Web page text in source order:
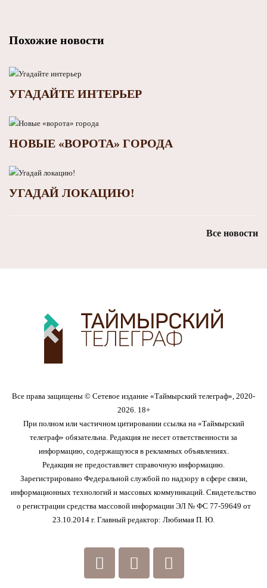
Похожие новости
УГАДАЙТЕ ИНТЕРЬЕР
НОВЫЕ «ВОРОТА» ГОРОДА
УГАДАЙ ЛОКАЦИЮ!
Все новости
Все права защищены © Сетевое издание «Таймырский телеграф», 2020-
2026. 18+
При полном или частичном цитировании ссылка на «Таймырский
телеграф» обязательна. Редакция не несет ответственности за
информацию, содержащуюся в рекламных объявлениях.
Редакция не предоставляет справочную информацию.
Зарегистрировано Федеральной службой по надзору в сфере связи,
информационных технологий и массовых коммуникаций. Свидетельство
о регистрации средства массовой информации ЭЛ № ФС 77-59649 от
23.10.2014 г. Главный редактор: Любимая П. Ю.